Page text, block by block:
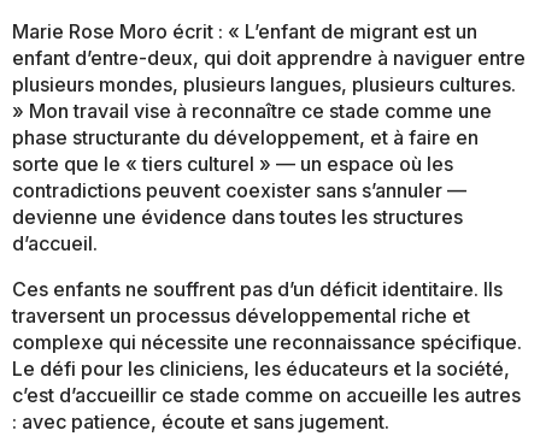
Marie Rose Moro écrit : « L’enfant de migrant est un
enfant d’entre-deux, qui doit apprendre à naviguer entre
plusieurs mondes, plusieurs langues, plusieurs cultures.
» Mon travail vise à reconnaître ce stade comme une
phase structurante du développement, et à faire en
sorte que le « tiers culturel » — un espace où les
contradictions peuvent coexister sans s’annuler —
devienne une évidence dans toutes les structures
d’accueil.
Ces enfants ne souffrent pas d’un déficit identitaire. Ils
traversent un processus développemental riche et
complexe qui nécessite une reconnaissance spécifique.
Le défi pour les cliniciens, les éducateurs et la société,
c’est d’accueillir ce stade comme on accueille les autres
: avec patience, écoute et sans jugement.